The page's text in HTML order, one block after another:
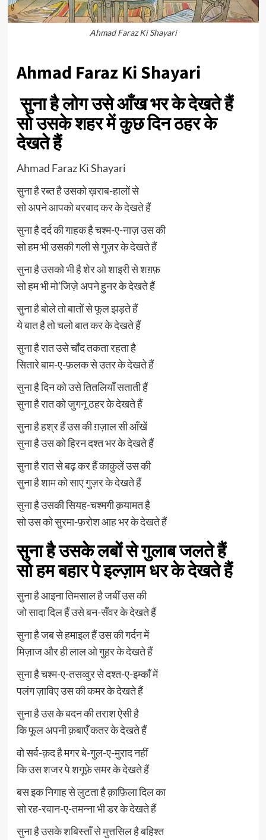
Ahmad Faraz Ki Shayari
Ahmad Faraz Ki Shayari
सुना है लोग उसे आँख भर के देखते हैं
सो उसके शहर में कुछ दिन ठहर के
देखते हैं
Ahmad Faraz Ki Shayari
सुना है रब्त है उसको ख़राब-हालों से
सो अपने आपको बरबाद कर के देखते हैं
सुना है दर्द की गाहक है चश्म-ए-नाज़ उस की
सो हम भी उसकी गली से गुज़र के देखते हैं
सुना है उसको भी है शेर ओ शाइरी से शग़फ़
सो हम भी मो’जिज़े अपने हुनर के देखते हैं
सुना है बोले तो बातों से फूल झड़ते हैं
ये बात है तो चलो बात कर के देखते हैं
सुना है रात उसे चाँद तकता रहता है
सितारे बाम-ए-फ़लक से उतर के देखते हैं
सुना है दिन को उसे तितलियाँ सताती हैं
सुना है रात को जुगनू ठहर के देखते हैं
सुना है हश्र हैं उस की ग़ज़ाल सी आँखें
सुना है उस को हिरन दश्त भर के देखते हैं
सुना है रात से बढ़ कर हैं काकुलें उस की
सुना है शाम को साए गुज़र के देखते हैं
सुना है उसकी सियह-चश्मगी क़यामत है
सो उस को सुरमा-फ़रोश आह भर के देखते हैं
सुना है उसके लबों से गुलाब जलते हैं
सो हम बहार पे इल्ज़ाम धर के देखते हैं
सुना है आइना तिमसाल है जबीं उस की
जो सादा दिल हैं उसे बन-सँवर के देखते हैं
सुना है जब से हमाइल हैं उस की गर्दन में
मिज़ाज और ही लाल ओ गुहर के देखते हैं
सुना है चश्म-ए-तसव्वुर से दश्त-ए-इम्काँ में
पलंग ज़ाविए उस की कमर के देखते हैं
सुना है उस के बदन की तराश ऐसी है
कि फूल अपनी क़बाएँ कतर के देखते हैं
वो सर्व-क़द है मगर बे-गुल-ए-मुराद नहीं
कि उस शजर पे शगूफ़े समर के देखते हैं
बस इक निगाह से लुटता है क़ाफ़िला दिल का
सो रह-रवान-ए-तमन्ना भी डर के देखते हैं
सुना है उसके शबिस्ताँ से मुत्तसिल है बहिश्त